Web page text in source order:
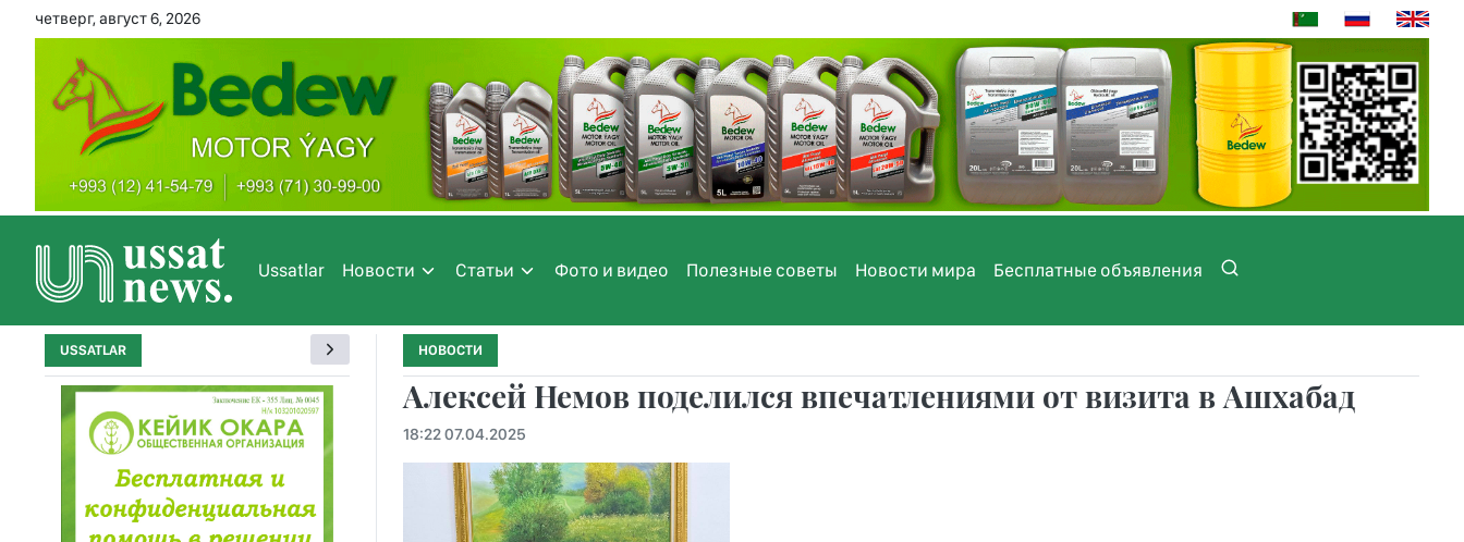
четверг, август 6, 2026
Ussatlar Новости Статьи Фото и видео Полезные советы Новости мира Бесплатные объявления
НОВОСТИ
Алексей Немов поделился впечатлениями от визита в Ашхабад
18:22 07.04.2025
USSATLAR